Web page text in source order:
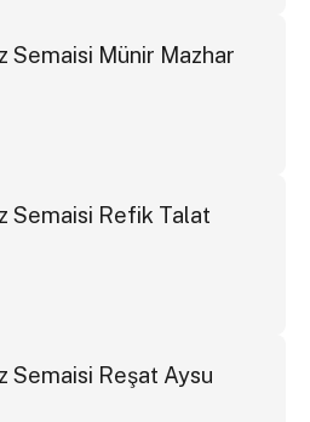
Semaisi Münir Mazhar
Semaisi Refik Talat
Semaisi Reşat Aysu